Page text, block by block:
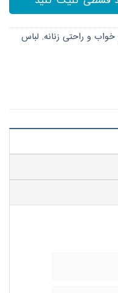
و راحتی زنانه, لباس